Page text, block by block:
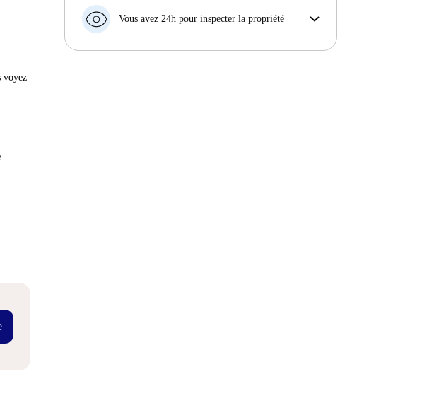
voyez
préavis, nous allons soit (A) vous payer une chambre
soit (B) vous rembourser en totalité.
Vous avez 24h pour inspecter la propriété